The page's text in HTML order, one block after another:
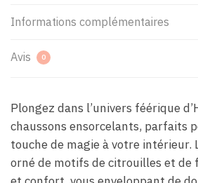
Informations complémentaires
Avis 0
Plongez dans l’univers féérique
chaussons ensorcelants, parfaits
touche de magie à votre intérieur.
orné de motifs de citrouilles et de